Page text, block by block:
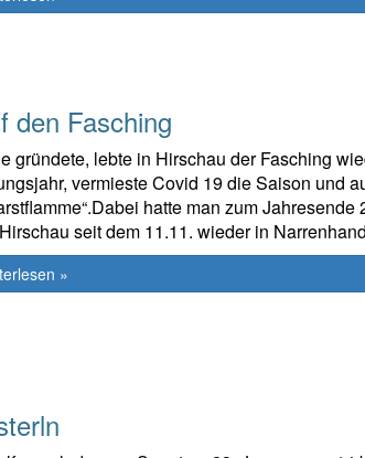
den Fasching
gründete, lebte in Hirschau der Fasching
vermieste Covid 19 die Saison und
hatte man zum Jahresende
seit dem 11.11. wieder in
»